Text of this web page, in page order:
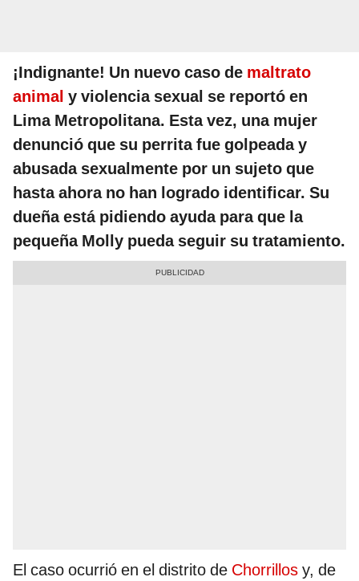
¡Indignante! Un nuevo caso de maltrato
animal y violencia sexual se reportó en
Lima Metropolitana. Esta vez, una mujer
denunció que su perrita fue golpeada y
abusada sexualmente por un sujeto que
hasta ahora no han logrado identificar. Su
dueña está pidiendo ayuda para que la
pequeña Molly pueda seguir su tratamiento.
El caso ocurrió en el distrito de Chorrillos y, de